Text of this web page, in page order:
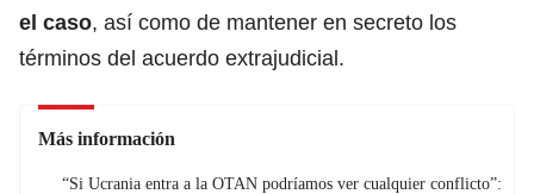
el caso, así como de mantener en secreto los
términos del acuerdo extrajudicial.
Más información
“Si Ucrania entra a la OTAN podríamos ver cualquier conflicto”: